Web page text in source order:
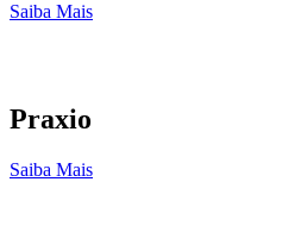
Saiba Mais
Praxio
Saiba Mais